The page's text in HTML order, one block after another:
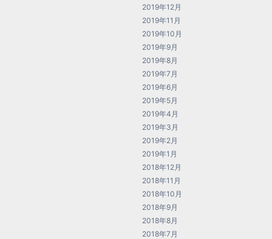
2019年12月
2019年11月
2019年10月
2019年9月
2019年8月
2019年7月
2019年6月
2019年5月
2019年4月
2019年3月
2019年2月
2019年1月
2018年12月
2018年11月
2018年10月
2018年9月
2018年8月
2018年7月